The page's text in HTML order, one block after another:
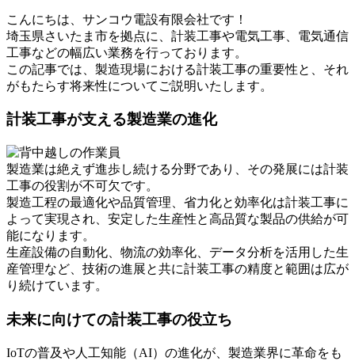
こんにちは、サンコウ電設有限会社です！
埼玉県さいたま市を拠点に、計装工事や電気工事、電気通信
工事などの幅広い業務を行っております。
この記事では、製造現場における計装工事の重要性と、それ
がもたらす将来性についてご説明いたします。
計装工事が支える製造業の進化
製造業は絶えず進歩し続ける分野であり、その発展には計装
工事の役割が不可欠です。
製造工程の最適化や品質管理、省力化と効率化は計装工事に
よって実現され、安定した生産性と高品質な製品の供給が可
能になります。
生産設備の自動化、物流の効率化、データ分析を活用した生
産管理など、技術の進展と共に計装工事の精度と範囲は広が
り続けています。
未来に向けての計装工事の役立ち
IoTの普及や人工知能（AI）の進化が、製造業界に革命をも